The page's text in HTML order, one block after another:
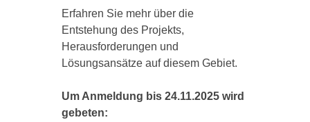
Erfahren Sie mehr über die
Entstehung des Projekts,
Herausforderungen und
Lösungsansätze auf diesem Gebiet.
Um Anmeldung bis 24.11.2025 wird
gebeten: